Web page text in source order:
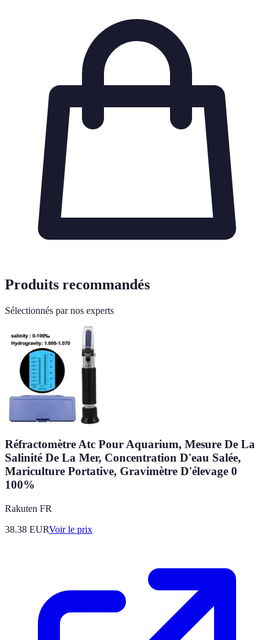
Produits recommandés
Sélectionnés par nos experts
Réfractomètre Atc Pour Aquarium, Mesure De La
Salinité De La Mer, Concentration D'eau Salée,
Mariculture Portative, Gravimètre D'élevage 0
100%
Rakuten FR
38.38 EURVoir le prix